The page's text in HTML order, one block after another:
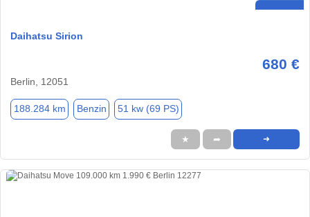
Daihatsu Sirion
680 €
Berlin, 12051
188.284 km Benzin 51 kw (69 PS)
★ ➦ ➜